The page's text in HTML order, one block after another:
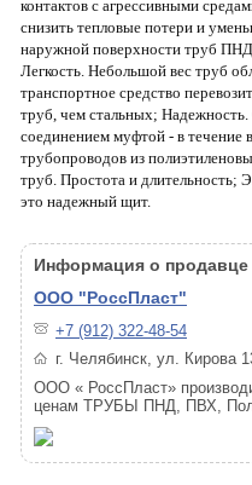
контактов с агрессивными
снизить тепловые потери и
наружной поверхности труб
Легкость. Небольшой вес труб
транспортное средство
труб, чем стальных;
соединением муфтой - в течение
трубопроводов из
труб. Простота и длительность;
это надежный щит.
Информация о продавце
ООО "РоссПласт"
+7 (912) 322-48-54
г. Челябинск, ул. Кирова
ООО « РоссПласт»
ценам ТРУБЫ ПНД, ПВХ,